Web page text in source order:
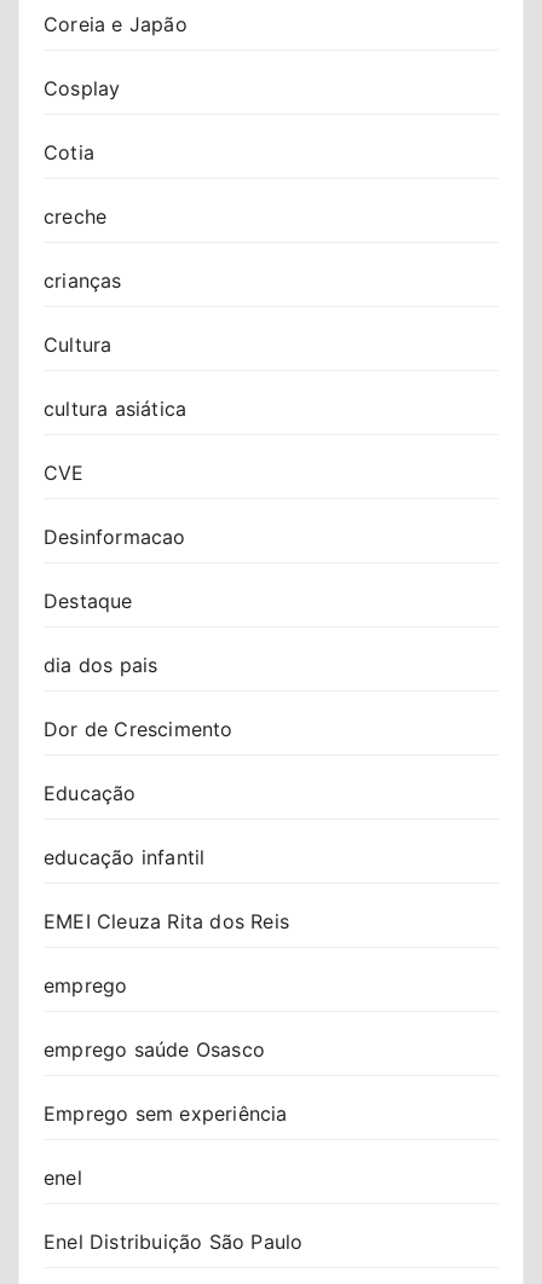
Coreia e Japão
Cosplay
Cotia
creche
crianças
Cultura
cultura asiática
CVE
Desinformacao
Destaque
dia dos pais
Dor de Crescimento
Educação
educação infantil
EMEI Cleuza Rita dos Reis
emprego
emprego saúde Osasco
Emprego sem experiência
enel
Enel Distribuição São Paulo